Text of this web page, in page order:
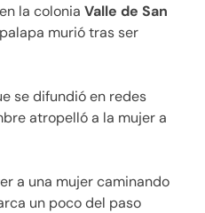
en la colonia Valle de San
murió tras ser
se difundió en redes
atropelló a la mujer a
a una mujer caminando
un poco del paso